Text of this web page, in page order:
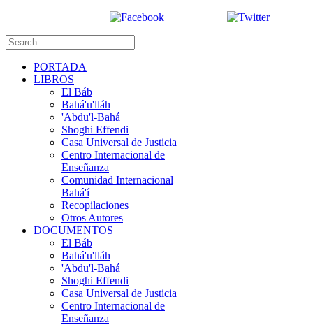
PORTADA
LIBROS
El Báb
Bahá'u'lláh
'Abdu'l-Bahá
Shoghi Effendi
Casa Universal de Justicia
Centro Internacional de
Enseñanza
Comunidad Internacional
Bahá'í
Recopilaciones
Otros Autores
DOCUMENTOS
El Báb
Bahá'u'lláh
'Abdu'l-Bahá
Shoghi Effendi
Casa Universal de Justicia
Centro Internacional de
Enseñanza